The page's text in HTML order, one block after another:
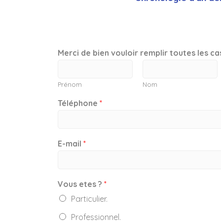
Merci de bien vouloir remplir toutes les
Prénom Nom
Téléphone *
E-mail *
Vous etes ? *
Particulier.
Professionnel.